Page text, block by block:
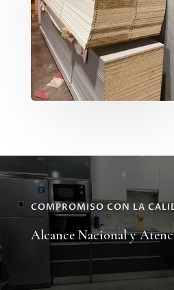
COMPROMISO CON LA
Alcance Nacional y